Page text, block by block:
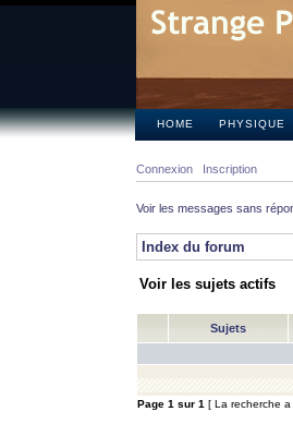
HOME PHYSIQUE
Connexion Inscription
Voir les messages sans
Index du forum
Voir les sujets actifs
Sujets
Page 1 sur 1 [ La recherche